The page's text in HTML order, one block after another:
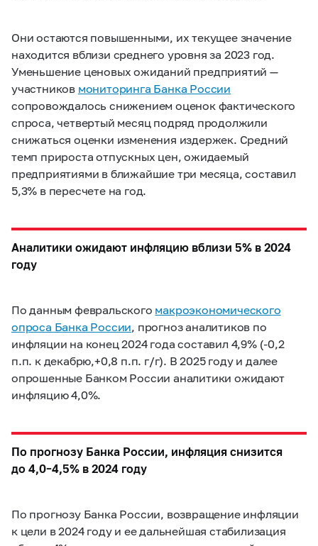
Они остаются повышенными, их текущее значение
находится вблизи среднего уровня за 2023 год.
Уменьшение ценовых ожиданий предприятий —
участников мониторинга Банка России
сопровождалось снижением оценок фактического
спроса, четвертый месяц подряд продолжили
снижаться оценки изменения издержек. Средний
темп прироста отпускных цен, ожидаемый
предприятиями в ближайшие три месяца, составил
5,3% в пересчете на год.
Аналитики ожидают инфляцию вблизи 5% в 2024
году
По данным февральского макроэкономического
опроса Банка России, прогноз аналитиков по
инфляции на конец 2024 года составил 4,9% (-0,2
п.п. к декабрю,+0,8 п.п. г/г). В 2025 году и далее
опрошенные Банком России аналитики ожидают
инфляцию 4,0%.
По прогнозу Банка России, инфляция снизится
до 4,0–4,5% в 2024 году
По прогнозу Банка России, возвращение инфляции
к цели в 2024 году и ее дальнейшая стабилизация